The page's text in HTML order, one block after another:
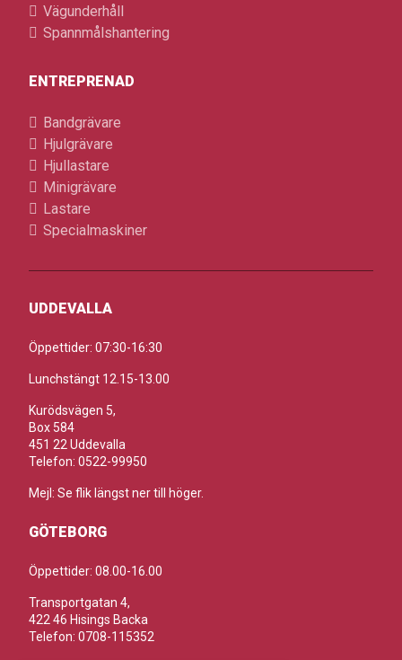
Vägunderhåll
Spannmålshantering
ENTREPRENAD
Bandgrävare
Hjulgrävare
Hjullastare
Minigrävare
Lastare
Specialmaskiner
UDDEVALLA
Öppettider: 07:30-16:30
Lunchstängt 12.15-13.00
Kurödsvägen 5,
Box 584
451 22 Uddevalla
Telefon: 0522-99950
Mejl: Se flik längst ner till höger.
GÖTEBORG
Öppettider: 08.00-16.00
Transportgatan 4,
422 46 Hisings Backa
Telefon: 0708-115352